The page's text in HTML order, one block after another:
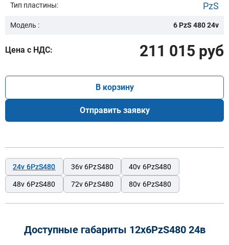
Тип пластины: PzS
Модель : 6 PzS 480 24v
Цена с НДС: 211 015 руб
В корзину
Отправить заявку
24v 6PzS480 36v 6PzS480 40v 6PzS480
48v 6PzS480 72v 6PzS480 80v 6PzS480
Доступные габариты 12х6PzS480 24в